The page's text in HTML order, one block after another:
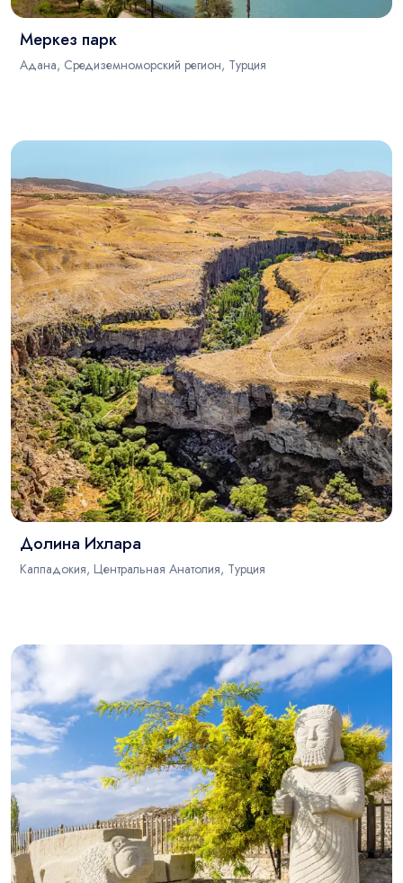
Меркез парк
Адана, Средиземноморский регион, Турция
Долина Ихлара
Каппадокия, Центральная Анатолия, Турция